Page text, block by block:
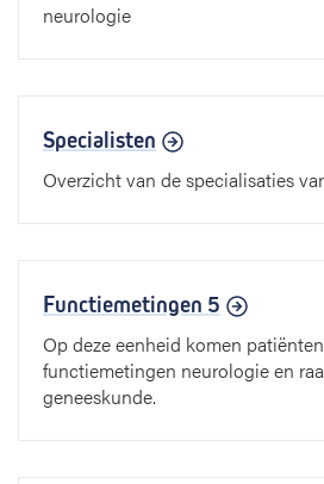
neurologie
Specialisten
Overzicht van de specialisaties
Functiemetingen 5
Op deze eenheid komen
functiemetingen neurologie en
geneeskunde.